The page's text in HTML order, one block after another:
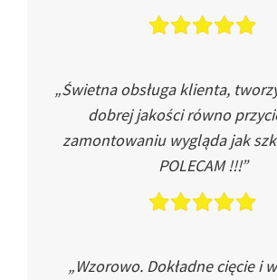
„Świetna obsługa klienta,
dobrej jakości równo
zamontowaniu wygląda jak
POLECAM !!!”
„Wzorowo. Dokładne cięcie i